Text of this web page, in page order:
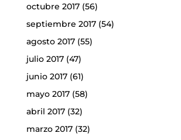
octubre 2017(56)
septiembre 2017(54)
agosto 2017(55)
julio 2017(47)
junio 2017(61)
mayo 2017(58)
abril 2017(32)
marzo 2017(32)